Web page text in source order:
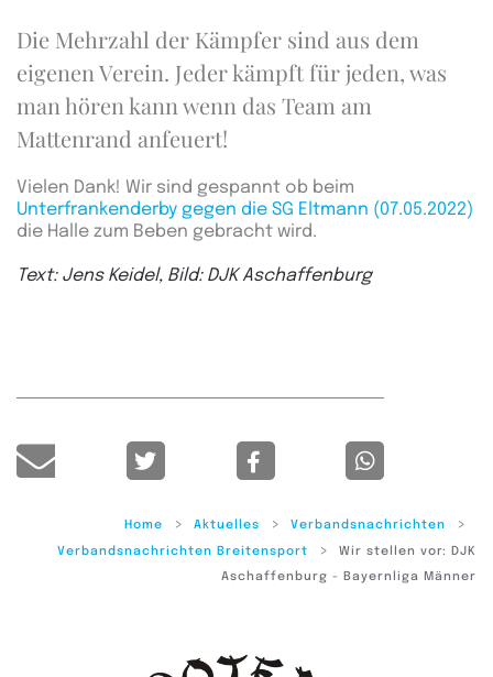
Die Mehrzahl der Kämpfer sind aus dem
eigenen Verein. Jeder kämpft für jeden, was
man hören kann wenn das Team am
Mattenrand anfeuert!
Vielen Dank! Wir sind gespannt ob beim
Unterfrankenderby gegen die SG Eltmann (07.05.2022)
die Halle zum Beben gebracht wird.
Text: Jens Keidel, Bild: DJK Aschaffenburg
Home Aktuelles
Verbandsnachrichten
Verbandsnachrichten Breitensport
Wir stellen vor: DJK
Aschaffenburg - Bayernliga Männer